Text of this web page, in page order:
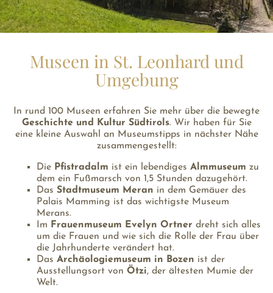
Museen in St. Leonhard und
Umgebung
In rund 100 Museen erfahren Sie mehr über die bewegte
Geschichte und Kultur Südtirols. Wir haben für Sie
eine kleine Auswahl an Museumstipps in nächster Nähe
zusammengestellt:
Die Pfistradalm ist ein lebendiges Almmuseum zu
dem ein Fußmarsch von 1,5 Stunden dazugehört.
Das Stadtmuseum Meran in dem Gemäuer des
Palais Mamming ist das wichtigste Museum
Merans.
Im Frauenmuseum Evelyn Ortner dreht sich alles
um die Frauen und wie sich die Rolle der Frau über
die Jahrhunderte verändert hat.
Das Archäologiemuseum in Bozen ist der
Ausstellungsort von Ötzi, der ältesten Mumie der
Welt.